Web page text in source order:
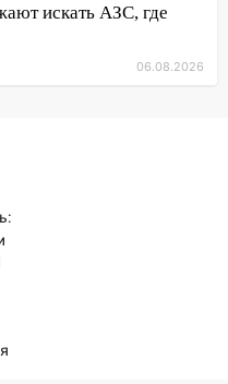
Ульяновске 7
пожар
дом и
отменить
выявлять
искать АЗС, где
06.08.2026